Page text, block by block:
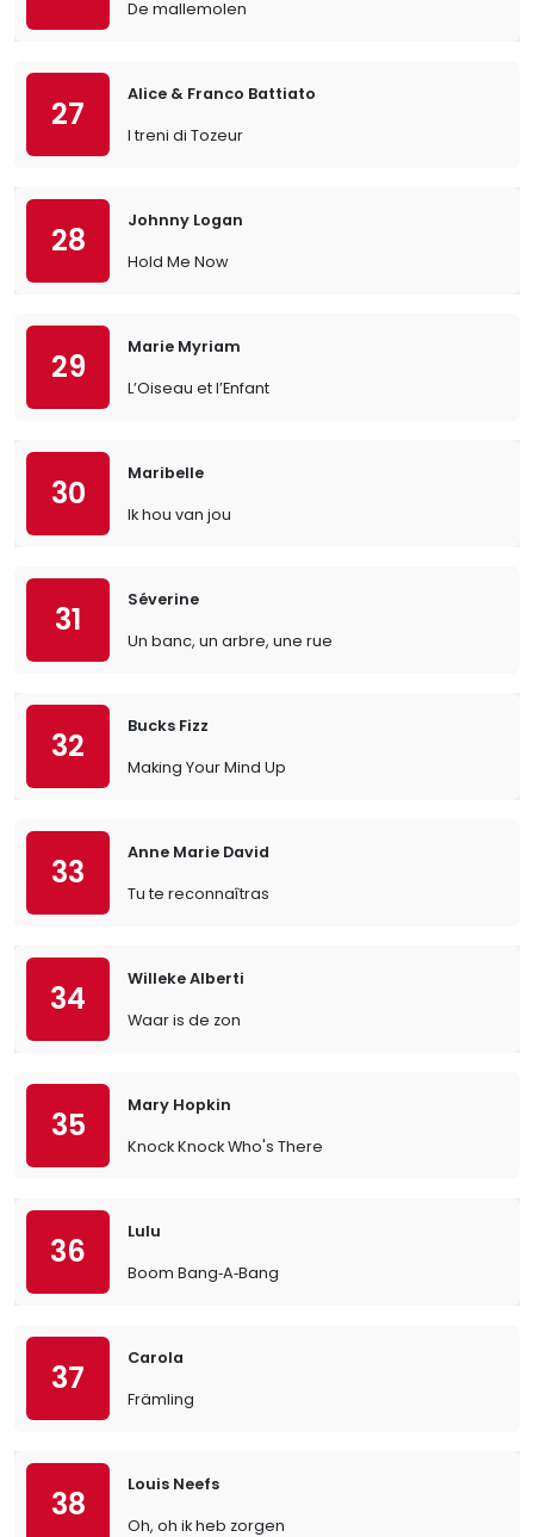
De mallemolen
27
Alice & Franco Battiato
I treni di Tozeur
28
Johnny Logan
Hold Me Now
29
Marie Myriam
L’Oiseau et l’Enfant
30
Maribelle
Ik hou van jou
31
Séverine
Un banc, un arbre, une rue
32
Bucks Fizz
Making Your Mind Up
33
Anne Marie David
Tu te reconnaîtras
34
Willeke Alberti
Waar is de zon
35
Mary Hopkin
Knock Knock Who's There
36
Lulu
Boom Bang‐A‐Bang
37
Carola
Främling
38
Louis Neefs
Oh, oh ik heb zorgen